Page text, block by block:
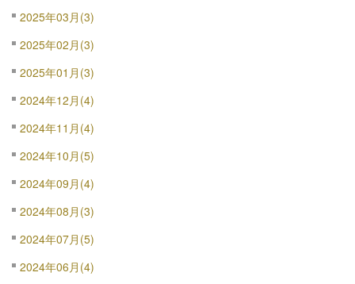
2025年03月(3)
2025年02月(3)
2025年01月(3)
2024年12月(4)
2024年11月(4)
2024年10月(5)
2024年09月(4)
2024年08月(3)
2024年07月(5)
2024年06月(4)